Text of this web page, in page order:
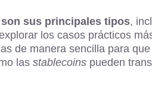
sus principales tipos,
los casos prácticos
de manera sencilla para
las stablecoins pueden